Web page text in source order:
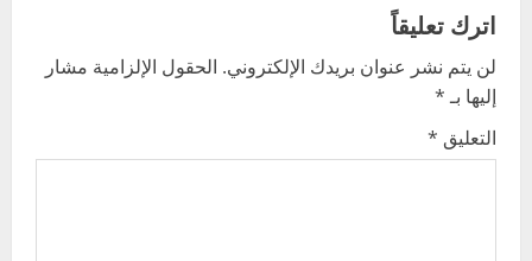
v
i
g
اترك تعليقاً
لن يتم نشر عنوان بريدك الإلكتروني. الحقول الإلزامية مشار
إليها بـ*
التعليق *